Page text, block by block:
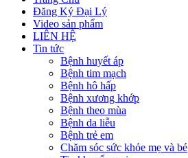
Đăng Ký Đại Lý
Video sản phẩm
LIÊN HỆ
Tin tức
Bệnh huyết áp
Bệnh tim mạch
Bệnh hô hấp
Bệnh xương khớp
Bệnh theo mùa
Bệnh da liễu
Bệnh trẻ em
Chăm sóc sức khỏe mẹ và bé